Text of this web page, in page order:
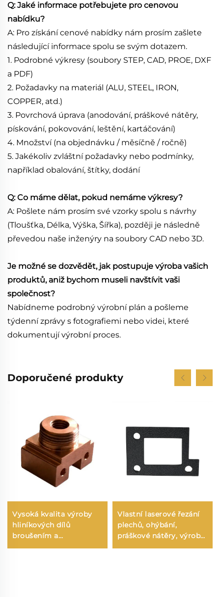
Q: Jaké informace potřebujete pro cenovou
nabídku?
A: Pro získání cenové nabídky nám prosím zašlete
následující informace spolu se svým dotazem.
1. Podrobné výkresy (soubory STEP, CAD, PROE, DXF
a PDF)
2. Požadavky na materiál (ALU, STEEL, IRON,
COPPER, atd.)
3. Povrchová úprava (anodování, práškové nátěry,
pískování, pokovování, leštění, kartáčování)
4. Množství (na objednávku / měsíčně / ročně)
5. Jakékoliv zvláštní požadavky nebo podmínky,
například obalování, štítky, dodání
Q: Co máme dělat, pokud nemáme výkresy?
A: Pošlete nám prosím své vzorky spolu s návrhy
(Tloušťka, Délka, Výška, Šířka), později je následně
převedou naše inženýry na soubory CAD nebo 3D.
Je možné se dozvědět, jak postupuje výroba vašich
produktů, aniž bychom museli navštívit vaši
společnost?
Nabídneme podrobný výrobní plán a pošleme
týdenní zprávy s fotografiemi nebo videi, které
dokumentují výrobní proces.
Doporučené produkty
Vysoká kvalita výroby
hliníkových dílů
broušením a
soustružením, CNC
Vlastní laserové řezání
plechů, ohýbání,
práškové nátěry, výroba
ocelových konstrukcí